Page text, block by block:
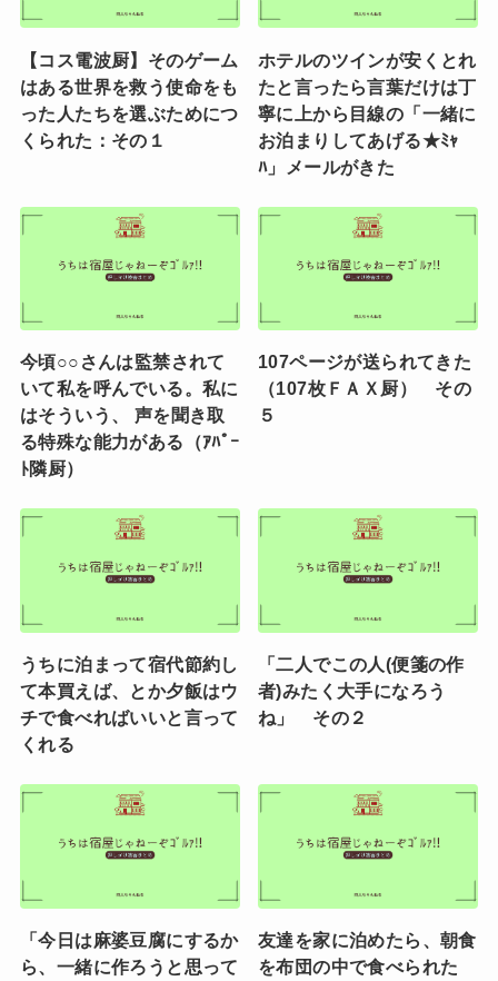
【コス電波厨】そのゲーム
はある世界を救う使命をも
った人たちを選ぶためにつ
くられた：その１
ホテルのツインが安くとれ
たと言ったら言葉だけは丁
寧に上から目線の「一緒に
お泊まりしてあげる★ﾐｬ
ﾊ」メールがきた
今頃○○さんは監禁されて
いて私を呼んでいる。私に
はそういう、 声を聞き取
る特殊な能力がある（ｱﾊﾟｰ
ﾄ隣厨）
107ページが送られてきた
（107枚ＦＡＸ厨） その
５
うちに泊まって宿代節約し
て本買えば、とか夕飯はウ
チで食べればいいと言って
くれる
「二人でこの人(便箋の作
者)みたく大手になろう
ね」 その２
「今日は麻婆豆腐にするか
ら、一緒に作ろうと思って
友達を家に泊めたら、朝食
を布団の中で食べられた